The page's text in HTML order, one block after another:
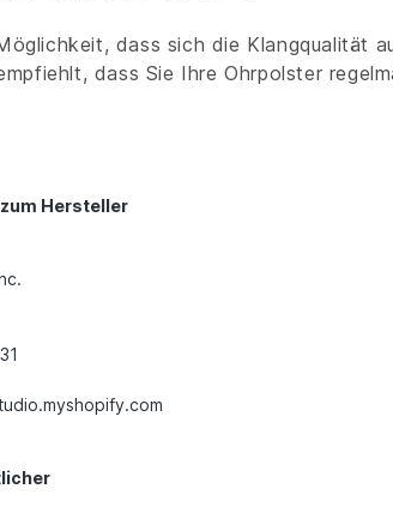
dass sich die Klangqualität
dass Sie Ihre Ohrpolster
Hersteller